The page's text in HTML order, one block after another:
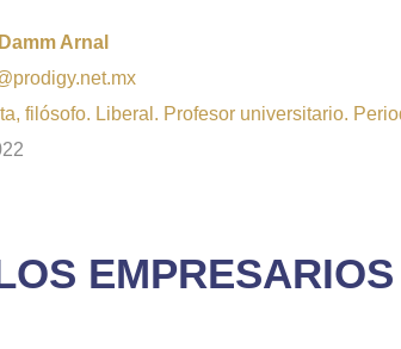
Arnal
filósofo. Liberal. Profesor universitario.